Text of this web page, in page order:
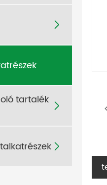

tartalék 
